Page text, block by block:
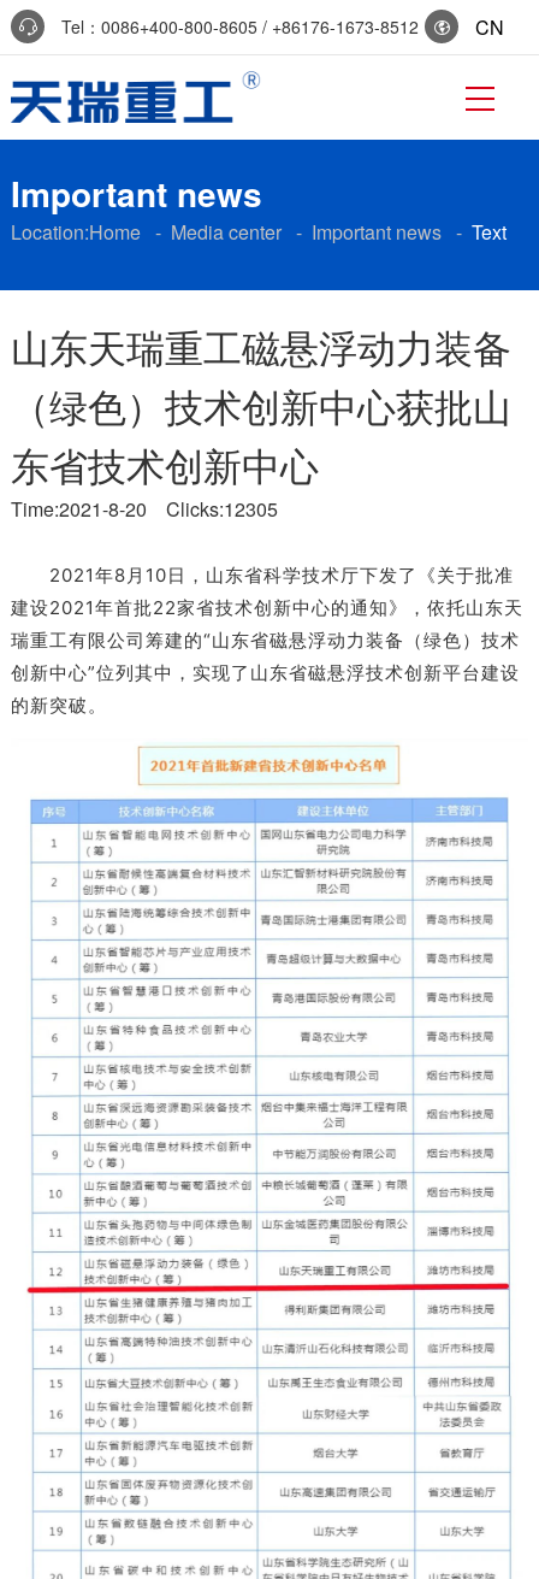
Tel：0086+400-800-8605 / +86176-1673-8512
Reservation:+86-0536-7519229
CN
Important news
Location:Home- Media center- Important news- Text
山东天瑞重工磁悬浮动力装备
（绿色）技术创新中心获批山
东省技术创新中心
Time:2021-8-20 Clicks:12305
2021年8月10日，山东省科学技术厅下发了《关于批准
建设2021年首批22家省技术创新中心的通知》，依托山东天
瑞重工有限公司筹建的“山东省磁悬浮动力装备（绿色）技术
创新中心”位列其中，实现了山东省磁悬浮技术创新平台建设
的新突破。